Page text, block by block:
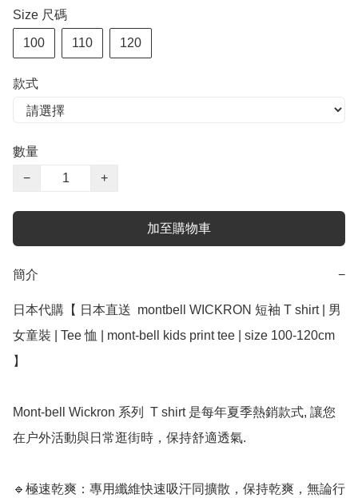
Size 尺碼
100 110 120
款式
數量
−
+
加至購物車
簡介 −
日本代購【 日本直送  montbell WICKRON 短袖 T shirt | 男
女童裝 | Tee 恤 | mont-bell kids print tee | size 100-120cm
】
Mont-bell Wickron 系列  T shirt 是每年夏季熱銷款式, 讓您
在户外活動與日常逛街時，保持舒適透氣.
🔹極速乾爽：專用纖維快速吸汗同擴散，保持乾爽，無論行